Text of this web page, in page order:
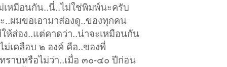
เหมือนกัน..นี่..ไม่ใช่พิมพ์นะครับ
ผมขอเอามาส่องดู..ของทุกคน
ห้ส่อง..แต่คาดว่า..น่าจะเหมือนกัน
ม่เคลือบ ๒ องค์ คือ..ของพี่
าบหรือไม่ว่า..เมื่อ ๓๐-๔๐ ปีก่อน